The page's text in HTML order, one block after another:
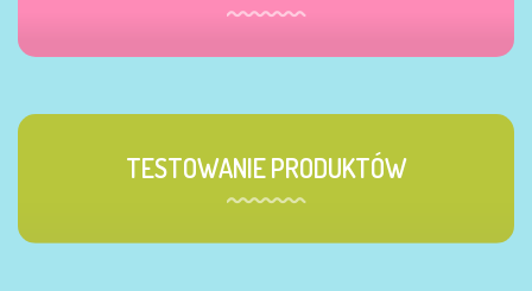
TESTOWANIE PRODUKTÓW